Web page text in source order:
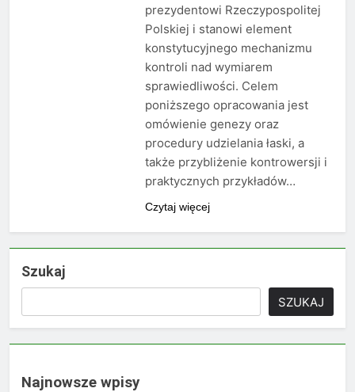
prezydentowi Rzeczypospolitej
Polskiej i stanowi element
konstytucyjnego mechanizmu
kontroli nad wymiarem
sprawiedliwości. Celem
poniższego opracowania jest
omówienie genezy oraz
procedury udzielania łaski, a
także przybliżenie kontrowersji i
praktycznych przykładów…
Czytaj więcej
Szukaj
SZUKAJ
Najnowsze wpisy